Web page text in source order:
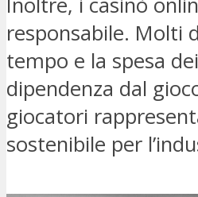
responsabile. Molti
tempo e la spesa
dipendenza dal
giocatori
sostenibile per